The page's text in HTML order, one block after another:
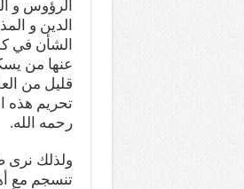
الرؤوس و
الدين و
الشأن في
عنها من
قليل من
تحريم هذه
رحمه الله.
ولذلك نرى
تنسجم مع